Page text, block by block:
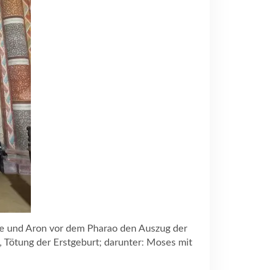
Aron vor dem Pharao den Auszug der
der Erstgeburt; darunter: Moses mit